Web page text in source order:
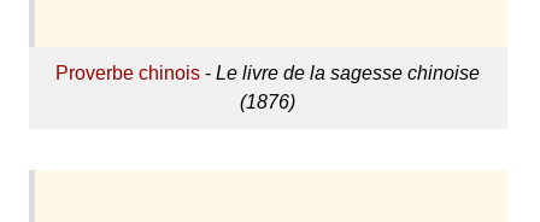
Proverbe chinois -Le livre de la sagesse chinoise
(1876)